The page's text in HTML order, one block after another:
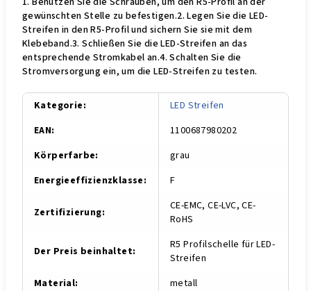
gewünschten Stelle zu befestigen.2. Legen Sie die LED-
Streifen in den R5-Profil und sichern Sie sie mit dem
Klebeband.3. Schließen Sie die LED-Streifen an das
entsprechende Stromkabel an.4. Schalten Sie die
Stromversorgung ein, um die LED-Streifen zu testen.
Kategorie:
LED Streifen
EAN:
1100687980202
Körperfarbe:
grau
Energieeffizienzklasse: F
Zertifizierung:
CE-EMC, CE-LVC, CE-
RoHS
Der Preis beinhaltet:
R5 Profilschelle für LED-
Streifen
Material:
metall